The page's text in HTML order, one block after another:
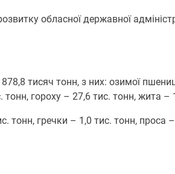
обласної державної
тисяч тонн, з них: озимої
гороху – 27,6 тис. тонн, жита –
тонн, гречки – 1,0 тис. тонн, проса